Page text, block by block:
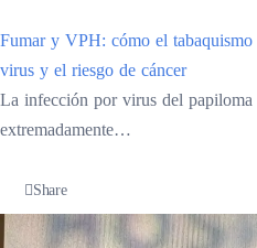
Fumar y VPH: cómo el
virus y el riesgo de cáncer
La infección por virus del
extremadamente…
Share